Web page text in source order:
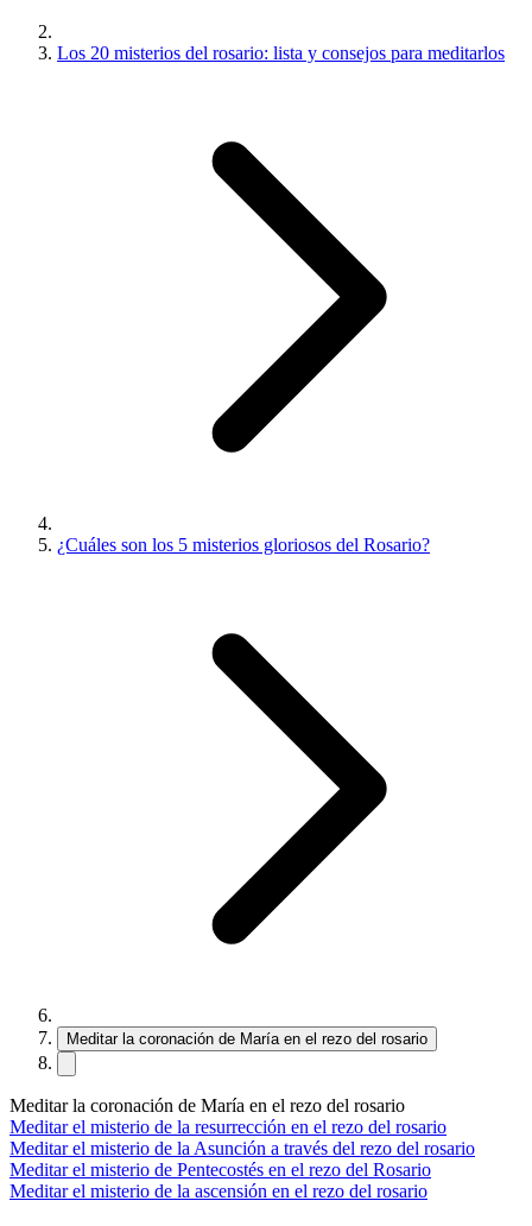
Los 20 misterios del rosario: lista y consejos para meditarlos
¿Cuáles son los 5 misterios gloriosos del Rosario?
Meditar la coronación de María en el rezo del rosario
Meditar la coronación de María en el rezo del rosario
Meditar el misterio de la resurrección en el rezo del rosario
Meditar el misterio de la Asunción a través del rezo del rosario
Meditar el misterio de Pentecostés en el rezo del Rosario
Meditar el misterio de la ascensión en el rezo del rosario